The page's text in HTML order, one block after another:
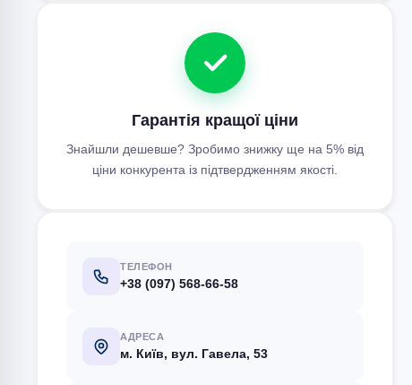
Гарантія кращої ціни
Знайшли дешевше? Зробимо знижку ще на 5% від
ціни конкурента із підтвердженням якості.
ТЕЛЕФОН
+38 (097) 568-66-58
АДРЕСА
м. Київ, вул. Гавела, 53